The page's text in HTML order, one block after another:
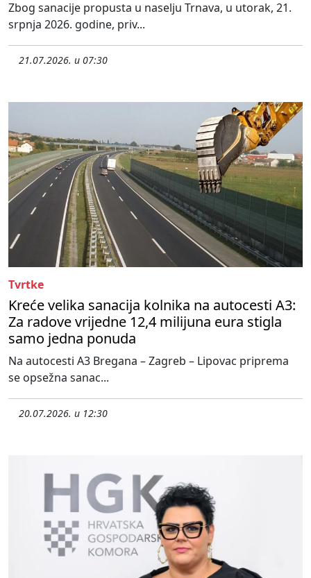
Zbog sanacije propusta u naselju Trnava, u utorak, 21.
srpnja 2026. godine, priv...
21.07.2026. u 07:30
Tvrtke
Kreće velika sanacija kolnika na autocesti A3:
Za radove vrijedne 12,4 milijuna eura stigla
samo jedna ponuda
Na autocesti A3 Bregana – Zagreb – Lipovac priprema
se opsežna sanac...
20.07.2026. u 12:30